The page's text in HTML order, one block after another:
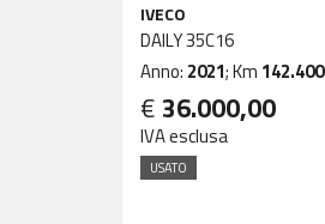
IVECO
DAILY 35C16
Anno: 2021; Km 142.400
€ 36.000,00
IVA esclusa
USATO